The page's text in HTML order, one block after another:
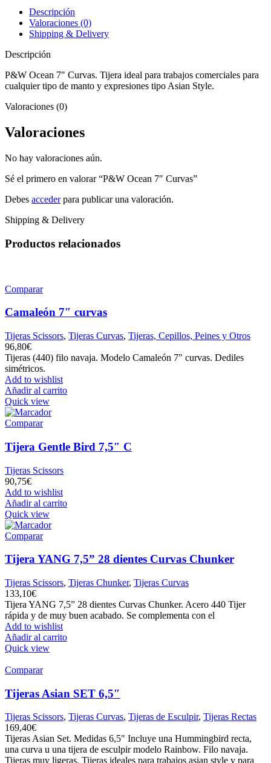
Descripción
Valoraciones (0)
Shipping & Delivery
Descripción
P&W Ocean 7″ Curvas. Tijera ideal para trabajos comerciales para
cualquier tipo de manto y expresiones tipo Asian Style.
Valoraciones (0)
Valoraciones
No hay valoraciones aún.
Sé el primero en valorar “P&W Ocean 7″ Curvas”
Debes accederpara publicar una valoración.
Shipping & Delivery
Productos relacionados
Comparar
Camaleón 7″ curvas
Tijeras Scissors, Tijeras Curvas, Tijeras, Cepillos, Peines y Otros
96,80€
Tijeras (440) filo navaja. Modelo Camaleón 7" curvas. Dediles
simétricos.
Add to wishlist
Añadir al carrito
Quick view
Comparar
Tijera Gentle Bird 7,5″ C
Tijeras Scissors
90,75€
Add to wishlist
Añadir al carrito
Quick view
Comparar
Tijera YANG 7,5” 28 dientes Curvas Chunker
Tijeras Scissors, Tijeras Chunker, Tijeras Curvas
133,10€
Tijera YANG 7,5” 28 dientes Curvas Chunker. Acero 440 Tijer
rápida y de muy buen acabado. Se complementa con el
Add to wishlist
Añadir al carrito
Quick view
Comparar
Tijeras Asian SET 6,5″
Tijeras Scissors, Tijeras Curvas, Tijeras de Esculpir, Tijeras Rectas
169,40€
Tijeras Asian Set. Medidas 6,5" Incluye una Hummingbird recta,
una curva u una tijera de esculpir modelo Rainbow. Filo navaja.
Tijeras muy ligeras. Tijeras ideales para trabajos asian style y para